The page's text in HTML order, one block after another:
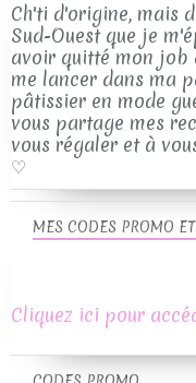
Ch'ti d'origine, mais
Sud-Ouest que je
avoir quitté mon job
me lancer dans ma
pâtissier en mode
vous partage mes
vous régaler et à
♡
MES CODES PROMO
Cliquez ici pour